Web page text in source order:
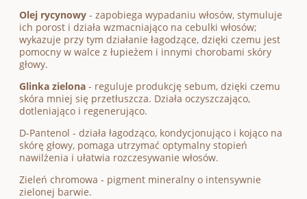
Olej rycynowy - zapobiega wypadaniu włosów, stymuluje
ich porost i działa wzmacniająco na cebulki włosów;
wykazuje przy tym działanie łagodzące, dzięki czemu jest
pomocny w walce z łupieżem i innymi chorobami skóry
głowy.
Glinka zielona - reguluje produkcję sebum, dzięki czemu
skóra mniej się przetłuszcza. Działa oczyszczająco,
dotleniająco i regenerująco.
D-Pantenol - działa łagodząco, kondycjonująco i kojąco na
skórę głowy, pomaga utrzymać optymalny stopień
nawilżenia i ułatwia rozczesywanie włosów.
Zieleń chromowa - pigment mineralny o intensywnie
zielonej barwie.